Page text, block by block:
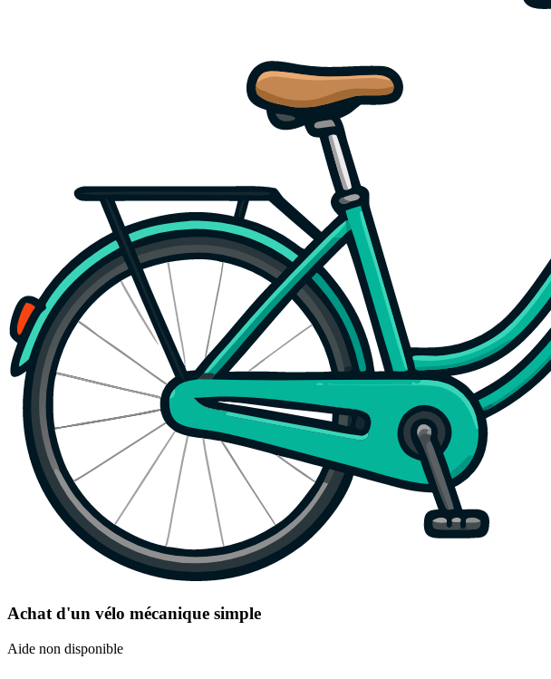
Achat d'un vélo mécanique simple
Aide non disponible